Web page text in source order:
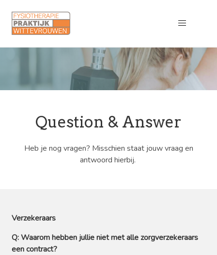
Question & Answer
Heb je nog vragen? Misschien staat jouw vraag en
antwoord hierbij.
Verzekeraars
Q: Waarom hebben jullie niet met alle zorgverzekeraars
een contract?